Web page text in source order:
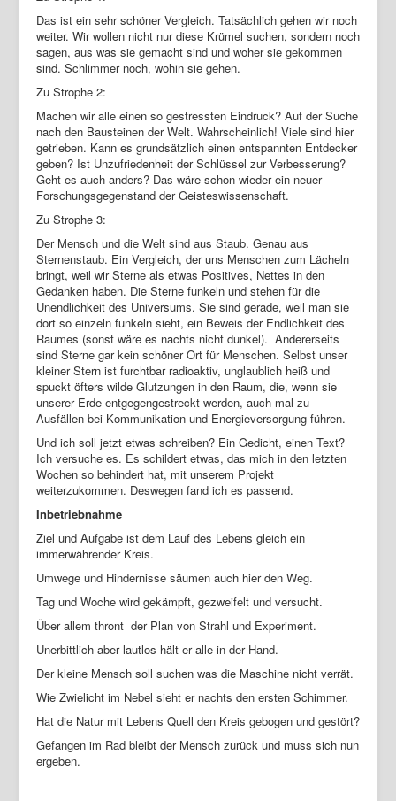
Das ist ein sehr schöner Vergleich. Tatsächlich gehen wir noch
weiter. Wir wollen nicht nur diese Krümel suchen, sondern noch
sagen, aus was sie gemacht sind und woher sie gekommen
sind. Schlimmer noch, wohin sie gehen.
Zu Strophe 2:
Machen wir alle einen so gestressten Eindruck? Auf der Suche
nach den Bausteinen der Welt. Wahrscheinlich! Viele sind hier
getrieben. Kann es grundsätzlich einen entspannten Entdecker
geben? Ist Unzufriedenheit der Schlüssel zur Verbesserung?
Geht es auch anders? Das wäre schon wieder ein neuer
Forschungsgegenstand der Geisteswissenschaft.
Zu Strophe 3:
Der Mensch und die Welt sind aus Staub. Genau aus
Sternenstaub. Ein Vergleich, der uns Menschen zum Lächeln
bringt, weil wir Sterne als etwas Positives, Nettes in den
Gedanken haben. Die Sterne funkeln und stehen für die
Unendlichkeit des Universums. Sie sind gerade, weil man sie
dort so einzeln funkeln sieht, ein Beweis der Endlichkeit des
Raumes (sonst wäre es nachts nicht dunkel). Andererseits
sind Sterne gar kein schöner Ort für Menschen. Selbst unser
kleiner Stern ist furchtbar radioaktiv, unglaublich heiß und
spuckt öfters wilde Glutzungen in den Raum, die, wenn sie
unserer Erde entgegengestreckt werden, auch mal zu
Ausfällen bei Kommunikation und Energieversorgung führen.
Und ich soll jetzt etwas schreiben? Ein Gedicht, einen Text?
Ich versuche es. Es schildert etwas, das mich in den letzten
Wochen so behindert hat, mit unserem Projekt
weiterzukommen. Deswegen fand ich es passend.
Inbetriebnahme
Ziel und Aufgabe ist dem Lauf des Lebens gleich ein
immerwährender Kreis.
Umwege und Hindernisse säumen auch hier den Weg.
Tag und Woche wird gekämpft, gezweifelt und versucht.
Über allem thront der Plan von Strahl und Experiment.
Unerbittlich aber lautlos hält er alle in der Hand.
Der kleine Mensch soll suchen was die Maschine nicht verrät.
Wie Zwielicht im Nebel sieht er nachts den ersten Schimmer.
Hat die Natur mit Lebens Quell den Kreis gebogen und gestört?
Gefangen im Rad bleibt der Mensch zurück und muss sich nun
ergeben.